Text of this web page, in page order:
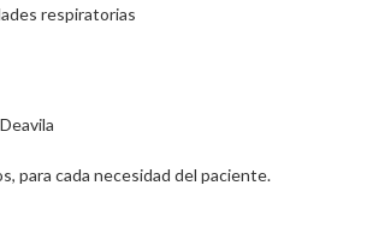
respiratorias
para cada necesidad del paciente.